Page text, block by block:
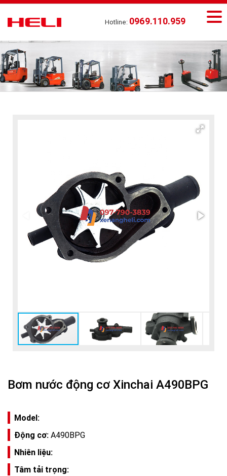
Hotline: 0969.110.959
Bơm nước động cơ Xinchai A490BPG
Model:
Động cơ: A490BPG
Nhiên liệu:
Tâm tải trọng: